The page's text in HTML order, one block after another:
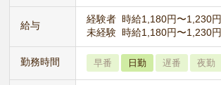
給与
経験者 時給1,180円〜1,230円
未経験 時給1,180円〜1,230円
勤務時間 早番 日勤 遅番 夜勤